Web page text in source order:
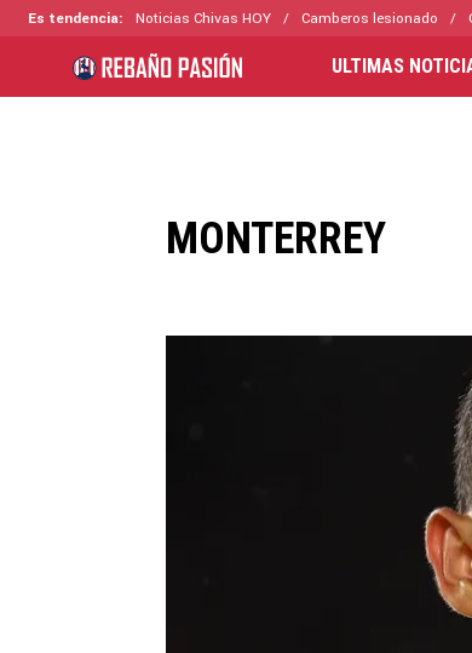
Es tendencia: Noticias Chivas HOY Camberos lesionado
ULTIMAS
MONTERREY